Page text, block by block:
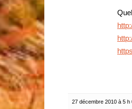
27 décembre 2010 à 5 h